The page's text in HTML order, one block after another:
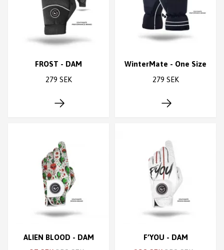
FROST - DAM
279 SEK
WinterMate - One Size
279 SEK
ALIEN BLOOD - DAM F’YOU - DAM